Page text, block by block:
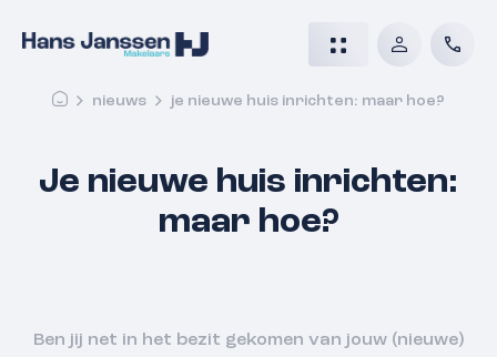
nieuws je nieuwe huis inrichten: maar hoe?
Je nieuwe huis inrichten:
maar hoe?
Ben jij net in het bezit gekomen van jouw (nieuwe)